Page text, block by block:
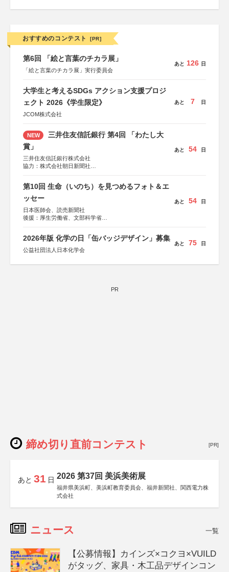
おすすめのコンテスト [PR]
第6回 「絵と言葉のチカラ展」
「絵と言葉のチカラ展」実行委員会
あと 126 日
大学生と考えるSDGs アクション支援プロジ
ェクト 2026《学生限定》
JCOM株式会社
あと 7 日
NEW
三井住友信託銀行 第4回 「わたし大
賞」
三井住友信託銀行株式会社
協力：株式会社朝日新聞社
あと 54 日
第10回 生命（いのち）を見つめるフォト＆エ
ッセー
日本医師会、読売新聞社
後援：厚生労働省、文部科学省
あと 54 日
2026年版 化学の日「缶バッジデザイン」募集
公益社団法人日本化学会
あと 75 日
PR
締め切り直前コンテスト [PR]
あと 31 日 2026 第37回 美浜美術展
福井県美浜町、美浜町教育委員会、福井新聞社、関西電力株
式会社
ニュース 一覧
【公募情報】カインズ×コクヨ×VUILD
がタッグ、家具・木工品デザインコン